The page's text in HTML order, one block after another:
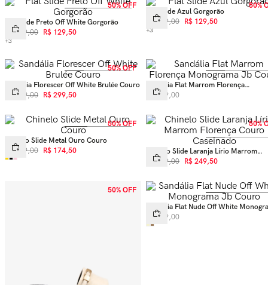
50% OFF
Flat Slide Preto Off White Gorgorão
R$ 259,00 R$ 129,50
+3
50%
Flat Slide Azul Gorgorão
R$ 259,00 R$ 129,50
+3
50% OFF
Sandália Florescer Off White Brulée Couro
R$ 599,00 R$ 299,50
Sandália Flat Marrom Florença
Monograma Jb Couro
R$ 399,00
50% OFF
Chinelo Slide Metal Ouro Couro
R$ 349,00 R$ 174,50
50%
Chinelo Slide Laranja Lírio Marrom
Florença Couro Caseinado
R$ 499,00 R$ 249,50
50% OFF
Sandália Flat Nude Off White
Jb Couro
R$ 399,00